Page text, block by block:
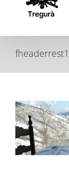
fheaderrest1